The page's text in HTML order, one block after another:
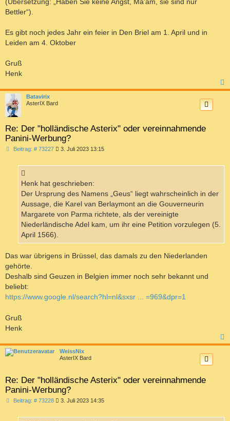
(Übersetzung: „Haben Sie keine Angst, Ma'am, sie sind nur
Bettler“).
Es gibt noch jedes Jahr ein feier in Den Briel am 1. April und in
Leiden am 4. Oktober
Gruß
Henk
a
Batavirix
AsterIX Bard
Re: Der "holländische Asterix" oder vereinnahmende
Panini-Werbung?
Beitrag: # 73227B
a
g
3. Juli 2023 13:15
Henk hat geschrieben:
Der Ursprung des Namens „Geus“ liegt wahrscheinlich in der
Aussage, die Karel van Berlaymont an die Gouverneurin
Margarete von Parma richtete, als der vereinigte
Niederländische Adel kam, um ihr eine Petition vorzulegen (5.
April 1566).
Das war übrigens in Brüssel, das damals zu den Niederlanden
gehörte.
Deshalb sind Geuzen in Belgien immer noch sehr bekannt und
beliebt:
https://www.google.nl/search?hl=nl&sxsr ... =969&dpr=1
Gruß
Henk
a
WeissNix
AsterIX Bard
Re: Der "holländische Asterix" oder vereinnahmende
Panini-Werbung?
Beitrag: # 73228B 3. Juli 2023 14:35